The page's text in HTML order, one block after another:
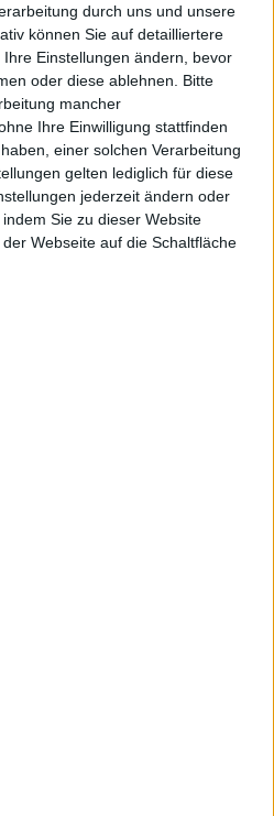
durch uns und unsere
können Sie auf detailliertere
Einstellungen ändern, bevor
oder diese ablehnen.
Bitte
mancher
Ihre Einwilligung stattfinden
einer solchen Verarbeitung
gelten lediglich für diese
jederzeit ändern oder
Sie zu dieser Website
Webseite auf die Schaltfläche